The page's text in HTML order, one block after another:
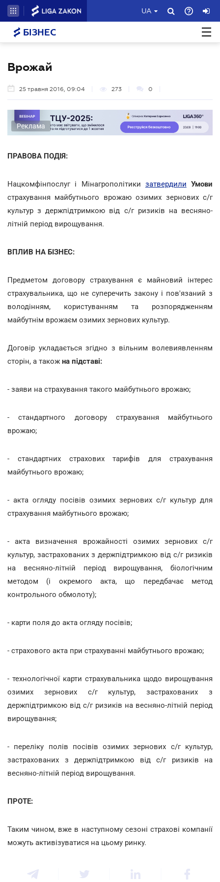
UA
БІЗНЕС
Врожай
25 травня 2016, 09:04 273 0
Реклама
ПРАВОВА ПОДІЯ:
Нацкомфінпослуг і Мінагрополітики затвердили Умови
страхування майбутнього врожаю озимих зернових с/г
культур з держпідтримкою від с/г ризиків на весняно-
літній період вирощування.
ВПЛИВ НА БІЗНЕС:
Предметом договору страхування є майновий інтерес
страхувальника, що не суперечить закону і пов'язаний з
володінням, користуванням та розпорядженням
майбутнім врожаєм озимих зернових культур.
Договір укладається згідно з вільним волевиявленням
сторін, а також на підставі:
- заяви на страхування такого майбутнього врожаю;
- стандартного договору страхування майбутнього
врожаю;
- стандартних страхових тарифів для страхування
майбутнього врожаю;
- акта огляду посівів озимих зернових с/г культур для
страхування майбутнього врожаю;
- акта визначення врожайності озимих зернових с/г
культур, застрахованих з держпідтримкою від с/г ризиків
на весняно-літній період вирощування, біологічним
методом (і окремого акта, що передбачає метод
контрольного обмолоту);
- карти поля до акта огляду посівів;
- страхового акта при страхуванні майбутнього врожаю;
- технологічної карти страхувальника щодо вирощування
озимих зернових с/г культур, застрахованих з
держпідтримкою від с/г ризиків на весняно-літній період
вирощування;
- переліку полів посівів озимих зернових с/г культур,
застрахованих з держпідтримкою від с/г ризиків на
весняно-літній період вирощування.
ПРОТЕ:
Таким чином, вже в наступному сезоні страхові компанії
можуть активізуватися на цьому ринку.